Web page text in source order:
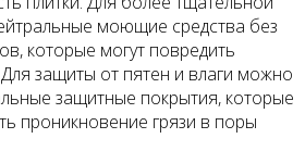
моющие средства без
которые могут повредить
защиты от пятен и влаги можно
защитные покрытия, которые
проникновение грязи в поры